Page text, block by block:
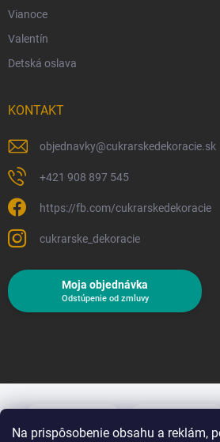
Na prispôsobenie obsahu a reklám,
Vianoce
Valentín
Detská oslava
KONTAKT
objednavky@cukrarskedekoracie.sk
+421 908 897 545
https://fb.com/cukrarskedekoracie
cukrarske_dekoracie
Moja objednávka
Odstúpenie od zmluvy